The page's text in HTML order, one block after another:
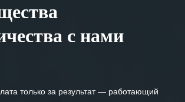
с нами
только за результат — работающий